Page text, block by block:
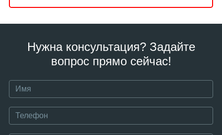
Нужна консультация? Задайте
вопрос прямо сейчас!